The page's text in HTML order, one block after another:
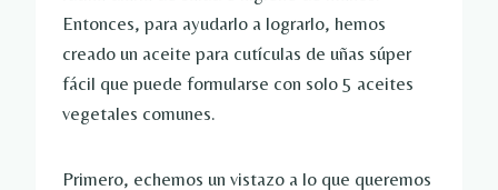
Entonces, para ayudarlo a lograrlo, hemos
creado un aceite para cutículas de uñas súper
fácil que puede formularse con solo 5 aceites
vegetales comunes.
Primero, echemos un vistazo a lo que queremos